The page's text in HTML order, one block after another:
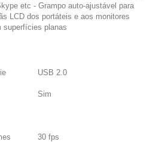
etc - Grampo auto-ajustável para
LCD dos portáteis e aos monitores
superfícies planas
USB 2.0
Sim
30 fps